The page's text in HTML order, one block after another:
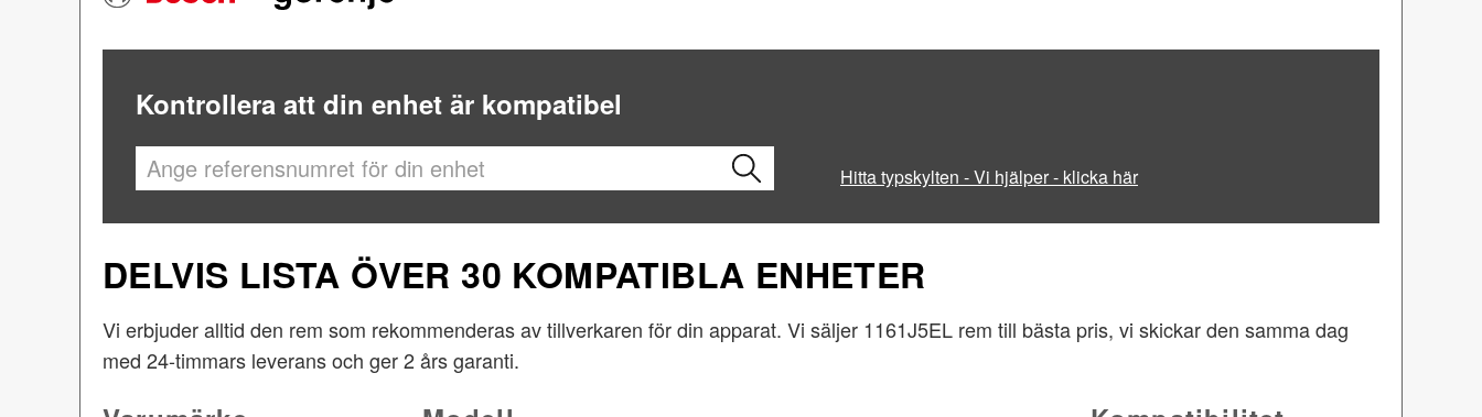
Kontrollera att din enhet är kompatibel
Hitta typskylten - Vi hjälper - klicka här
DELVIS LISTA ÖVER 30 KOMPATIBLA ENHETER
Vi erbjuder alltid den rem som rekommenderas av tillverkaren för din apparat. Vi säljer 1161J5EL rem till bästa pris, vi skickar den samma dag
med 24-timmars leverans och ger 2 års garanti.